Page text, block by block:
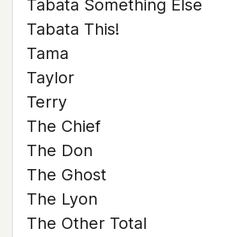
Tabata Something Else
Tabata This!
Tama
Taylor
Terry
The Chief
The Don
The Ghost
The Lyon
The Other Total